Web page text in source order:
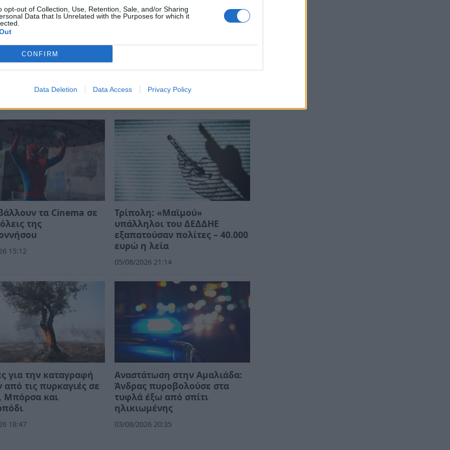
opt-out of Collection, Use, Retention, Sale, and/or Sharing
Data that Is Unrelated with the Purposes for which it
CONFIRM
Data Deletion Data Access Privacy Policy
και μάθετε πρώτοιόλες τις ειδήσεις
τα Cinema σε
της
15:12
Τρίπολη: «Μαϊμού»
υπάλληλοι του ΔΕΔΔΗΕ
εξαπατούσαν πολίτες – 40.000
ευρώ η λεία
05/08/2026 21:14
για την καταγραφή
από τις πυρκαγιές σε
Μπόρσα και
18:47
Αναστάτωση στην Αμαλιάδα:
Άνδρας πυροβολούσε στα
τυφλά έξω από σπίτι
ηλικιωμένης
03/08/2026 20:35